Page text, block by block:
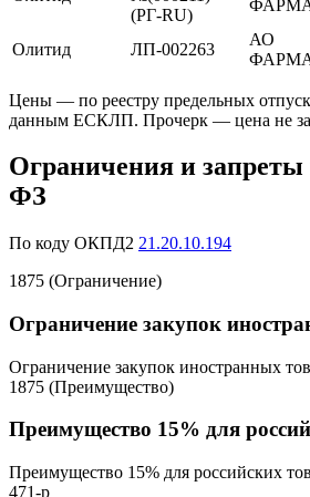
(РГ-RU)
Олитид ЛП-002263
АО
Цены — по реестру предельных
данным ЕСКЛП. Прочерк — цена не
Ограничения и
ФЗ
По коду ОКПД2 21.20.10.194
1875 (Ограничение)
Ограничение закупок
Ограничение закупок иностранных
1875 (Преимущество)
Преимущество 15% для
Преимущество 15% для российских
471-р